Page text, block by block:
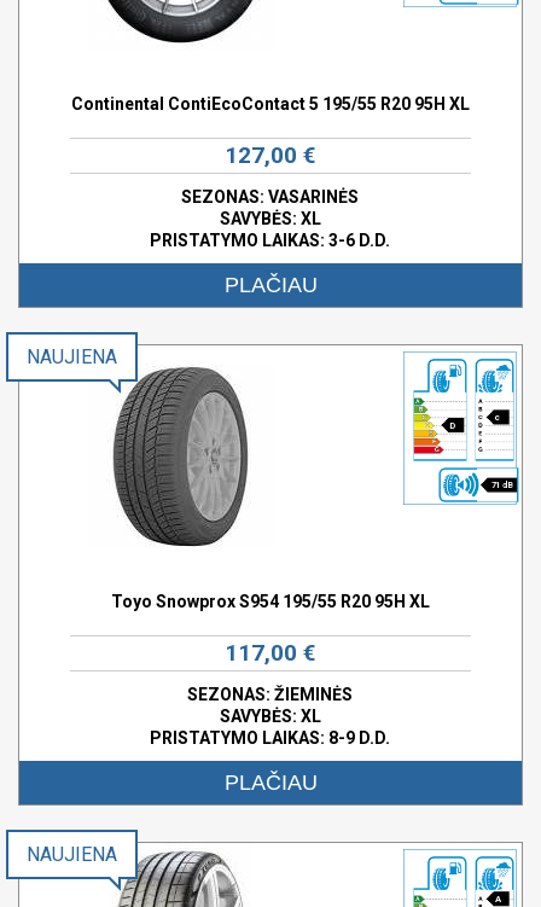
Continental ContiEcoContact 5 195/55 R20 95H XL
127,00 €
SEZONAS: VASARINĖS
SAVYBĖS: XL
PRISTATYMO LAIKAS: 3-6 D.D.
PLAČIAU
D
c
71 dB
NAUJIENA
Toyo Snowprox S954 195/55 R20 95H XL
117,00 €
SEZONAS: ŽIEMINĖS
SAVYBĖS: XL
PRISTATYMO LAIKAS: 8-9 D.D.
PLAČIAU
A
NAUJIENA